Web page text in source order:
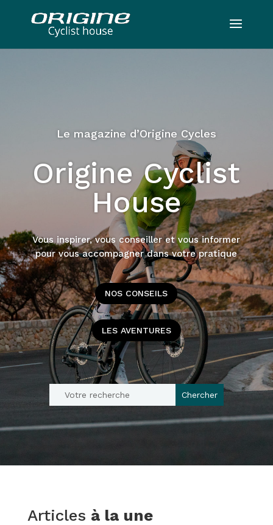
Le magazine d’Origine Cycles
Origine Cyclist
House
Vous inspirer, vous conseiller et vous informer
pour vous accompagner dans votre pratique
NOS CONSEILS
LES AVENTURES
Articles à la une